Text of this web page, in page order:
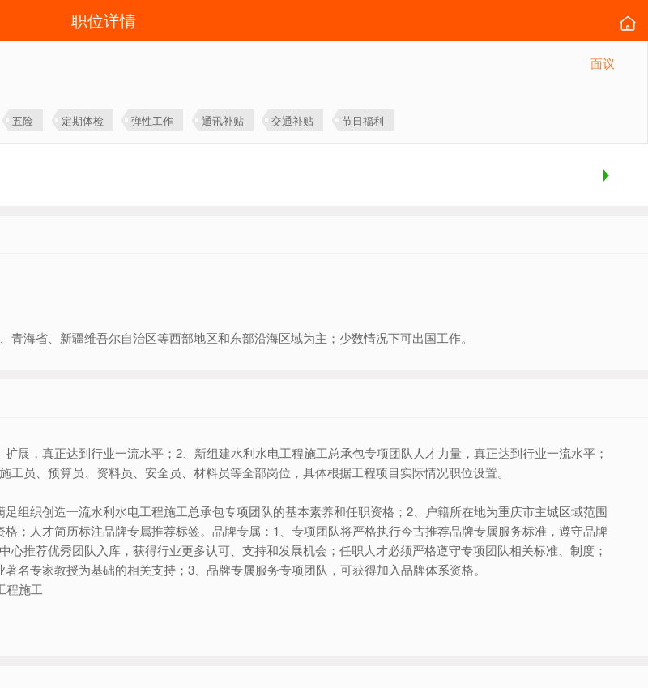
职位详情
面议
五险 定期体检 弹性工作 通讯补贴 交通补贴 节日福利
海省、新疆维吾尔自治区等西部地区和东部沿海区域为主；少数情况下可出国工作。
展，真正达到行业一流水平；2、新组建水利水电工程施工总承包专项团队人才力量，真正达到行业一流水平；
员、预算员、资料员、安全员、材料员等全部岗位，具体根据工程项目实际情况职位设置。
组织创造一流水利水电工程施工总承包专项团队的基本素养和任职资格；2、户籍所在地为重庆市主城区域范围
；人才简历标注品牌专属推荐标签。品牌专属：1、专项团队将严格执行今古推荐品牌专属服务标准，遵守品牌
推荐优秀团队入库，获得行业更多认可、支持和发展机会；任职人才必须严格遵守专项团队相关标准、制度；
名专家教授为基础的相关支持；3、品牌专属服务专项团队，可获得加入品牌体系资格。
程施工